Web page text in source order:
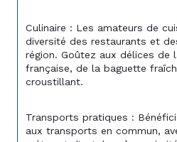
Culinaire : Les amateurs de
diversité des restaurants et
région. Goûtez aux délices de
française, de la baguette
croustillant.
Transports pratiques :
aux transports en commun,